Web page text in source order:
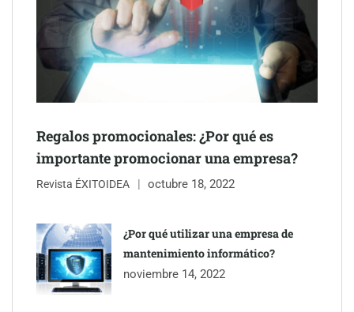
Jumpstart: EE.UU. redefine la movilidad profesional con
medidas que impactan a empresas y talento
Regalos promocionales: ¿Por qué es
importante promocionar una empresa?
Revista ÉXITOIDEA octubre 18, 2022
¿Por qué utilizar una empresa de
mantenimiento informático?
noviembre 14, 2022